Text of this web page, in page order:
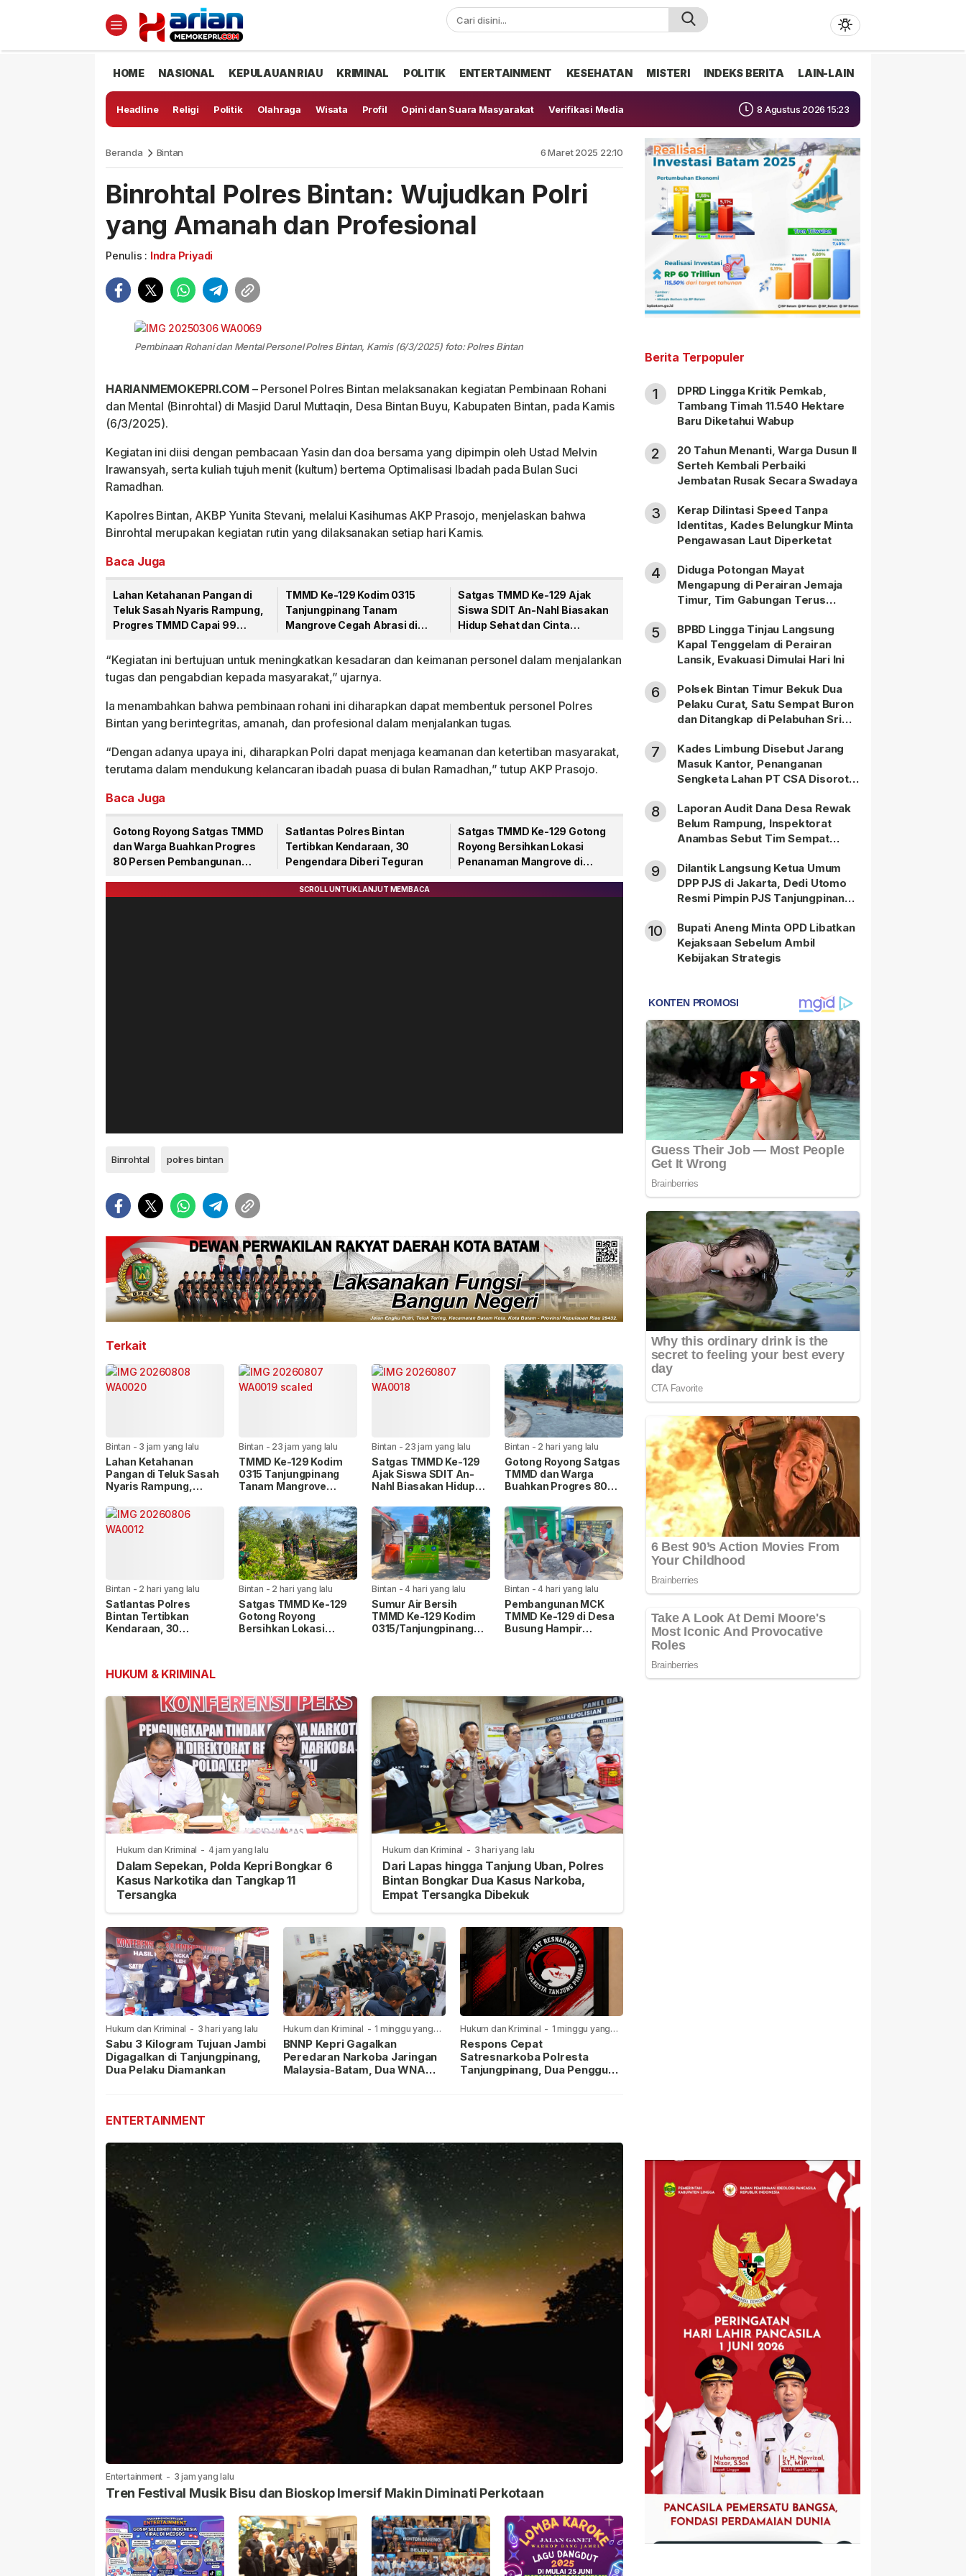
HOME NASIONAL KEPULAUAN RIAU KRIMINAL POLITIK ENTERTAINMENT KESEHATAN MISTERI INDEKS BERITA LAIN-LAIN
Headline Religi Politik Olahraga Wisata Profil Opini dan Suara Masyarakat Verifikasi Media 8 Agustus 2026 15:23
Beranda Bintan 6 Maret 2025 22:10
Binrohtal Polres Bintan: Wujudkan Polri
yang Amanah dan Profesional
Penulis : Indra Priyadi
Pembinaan Rohani dan Mental Personel Polres Bintan, Kamis (6/3/2025) foto: Polres Bintan
HARIANMEMOKEPRI.COM –Personel Polres Bintan melaksanakan kegiatan Pembinaan Rohani
dan Mental (Binrohtal) di Masjid Darul Muttaqin, Desa Bintan Buyu, Kabupaten Bintan, pada Kamis
(6/3/2025).
Kegiatan ini diisi dengan pembacaan Yasin dan doa bersama yang dipimpin oleh Ustad Melvin
Irawansyah, serta kuliah tujuh menit (kultum) bertema Optimalisasi Ibadah pada Bulan Suci
Ramadhan.
Kapolres Bintan, AKBP Yunita Stevani, melalui Kasihumas AKP Prasojo, menjelaskan bahwa
Binrohtal merupakan kegiatan rutin yang dilaksanakan setiap hari Kamis.
Baca Juga
Lahan Ketahanan Pangan di
Teluk Sasah Nyaris Rampung,
Progres TMMD Capai 99
TMMD Ke-129 Kodim 0315
Tanjungpinang Tanam
Mangrove Cegah Abrasi di
Satgas TMMD Ke-129 Ajak
Siswa SDIT An-Nahl Biasakan
Hidup Sehat dan Cinta
“Kegiatan ini bertujuan untuk meningkatkan kesadaran dan keimanan personel dalam menjalankan
tugas dan pengabdian kepada masyarakat,” ujarnya.
Ia menambahkan bahwa pembinaan rohani ini diharapkan dapat membentuk personel Polres
Bintan yang berintegritas, amanah, dan profesional dalam menjalankan tugas.
“Dengan adanya upaya ini, diharapkan Polri dapat menjaga keamanan dan ketertiban masyarakat,
terutama dalam mendukung kelancaran ibadah puasa di bulan Ramadhan,” tutup AKP Prasojo.
Baca Juga
Gotong Royong Satgas TMMD
dan Warga Buahkan Progres
80 Persen Pembangunan
Satlantas Polres Bintan
Tertibkan Kendaraan, 30
Pengendara Diberi Teguran
Satgas TMMD Ke-129 Gotong
Royong Bersihkan Lokasi
Penanaman Mangrove di
Binrohtal polres bintan
Terkait
Bintan - 3 jam yang lalu
Lahan Ketahanan
Pangan di Teluk Sasah
Nyaris Rampung,
99 Persen
Bintan - 23 jam yang lalu
TMMD Ke-129 Kodim
0315 Tanjungpinang
Tanam Mangrove
Diraja
Bintan - 23 jam yang lalu
Satgas TMMD Ke-129
Ajak Siswa SDIT An-
Nahl Biasakan Hidup
Kebersihan
Bintan - 2 hari yang lalu
Gotong Royong Satgas
TMMD dan Warga
Buahkan Progres 80
Jalan
Bintan - 2 hari yang lalu
Satlantas Polres
Bintan Tertibkan
Kendaraan, 30
Bintan - 2 hari yang lalu
Satgas TMMD Ke-129
Gotong Royong
Bersihkan Lokasi
Bintan -4 hari yang lalu
Sumur Air Bersih
TMMD Ke-129 Kodim
0315/Tanjungpinang
Bintan -4 hari yang lalu
Pembangunan MCK
TMMD Ke-129 di Desa
Busung Hampir
HUKUM & KRIMINAL
Hukum dan Kriminal - 4 jam yang lalu
Dalam Sepekan, Polda Kepri Bongkar 6
Kasus Narkotika dan Tangkap 11
Tersangka
Hukum dan Kriminal - 3 hari yang lalu
Dari Lapas hingga Tanjung Uban, Polres
Bintan Bongkar Dua Kasus Narkoba,
Empat Tersangka Dibekuk
Hukum dan Kriminal - 3 hari yang lalu
Sabu 3 Kilogram Tujuan Jambi
Digagalkan di Tanjungpinang,
Dua Pelaku Diamankan
Hukum dan Kriminal - 1 minggu yang
lalu
BNNP Kepri Gagalkan
Peredaran Narkoba Jaringan
Malaysia-Batam, Dua WNA
Hukum dan Kriminal - 1 minggu yang
lalu
Respons Cepat
Satresnarkoba Polresta
Tanjungpinang, Dua Pengguna
ENTERTAINMENT
Entertainment - 3 jam yang lalu
Tren Festival Musik Bisu dan Bioskop Imersif Makin Diminati Perkotaan
Berita Terpopuler
1
DPRD Lingga Kritik Pemkab,
Tambang Timah 11.540 Hektare
Baru Diketahui Wabup
2
20 Tahun Menanti, Warga Dusun II
Serteh Kembali Perbaiki
Jembatan Rusak Secara Swadaya
3
Kerap Dilintasi Speed Tanpa
Identitas, Kades Belungkur Minta
Pengawasan Laut Diperketat
4
Diduga Potongan Mayat
Mengapung di Perairan Jemaja
Timur, Tim Gabungan Terus
5
BPBD Lingga Tinjau Langsung
Kapal Tenggelam di Perairan
Lansik, Evakuasi Dimulai Hari Ini
6
Polsek Bintan Timur Bekuk Dua
Pelaku Curat, Satu Sempat Buron
dan Ditangkap di Pelabuhan Sri
7
Kades Limbung Disebut Jarang
Masuk Kantor, Penanganan
Sengketa Lahan PT CSA Disorot
8
Laporan Audit Dana Desa Rewak
Belum Rampung, Inspektorat
Anambas Sebut Tim Sempat
9
Dilantik Langsung Ketua Umum
DPP PJS di Jakarta, Dedi Utomo
Resmi Pimpin PJS Tanjungpinang-
10
Bupati Aneng Minta OPD Libatkan
Kejaksaan Sebelum Ambil
Kebijakan Strategis